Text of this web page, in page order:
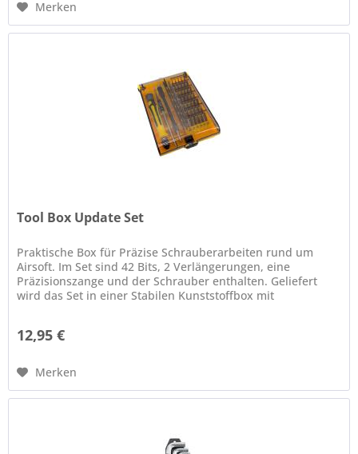
Merken
Tool Box Update Set
Praktische Box für Präzise Schrauberarbeiten rund um
Airsoft. Im Set sind 42 Bits, 2 Verlängerungen, eine
Präzisionszange und der Schrauber enthalten. Geliefert
wird das Set in einer Stabilen Kunststoffbox mit
12,95 €
Merken